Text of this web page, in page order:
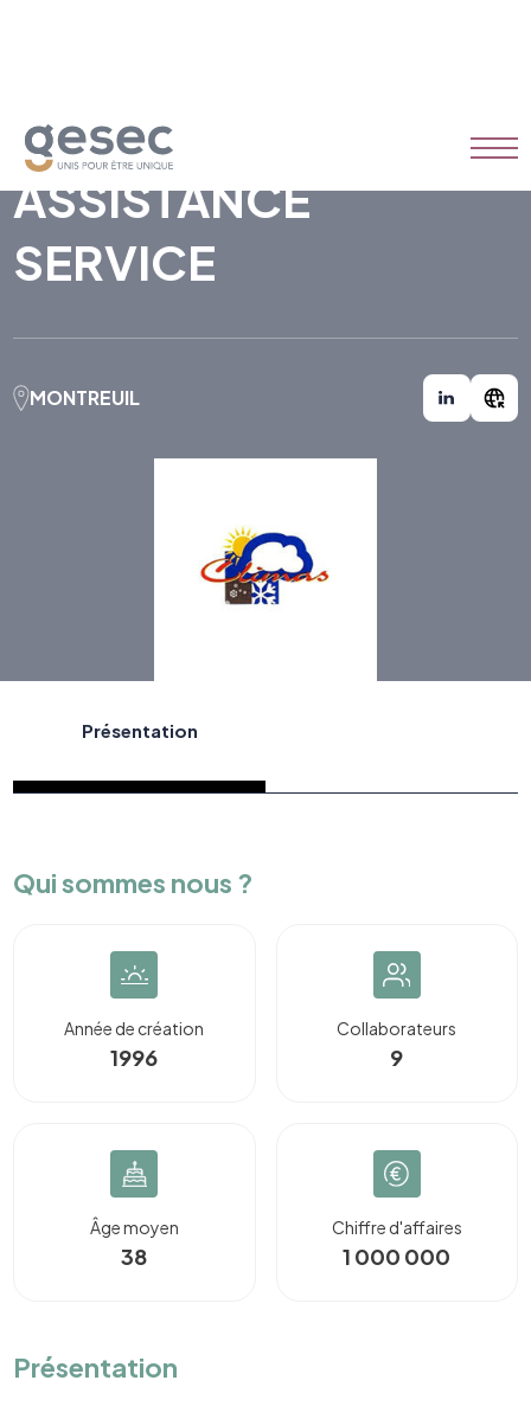
CLIMATISATION
ASSISTANCE
SERVICE
MONTREUIL
Présentation
Qui sommes nous ?
Année de création
1996
Collaborateurs
9
Âge moyen
38
Chiffre d'affaires
1 000 000
Présentation